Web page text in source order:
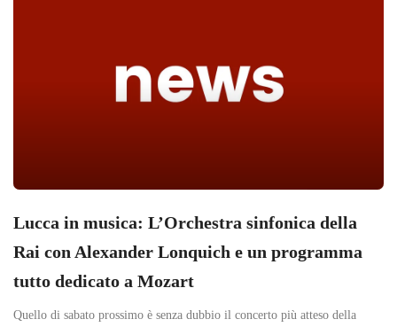
Lucca in musica: L’Orchestra sinfonica della
Rai con Alexander Lonquich e un programma
tutto dedicato a Mozart
Quello di sabato prossimo è senza dubbio il concerto più atteso della